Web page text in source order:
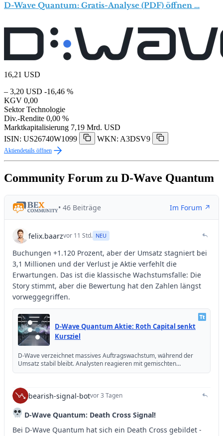
D-Wave Quantum: Gratis-Analyse (PDF) öffnen …
16,21 USD
– 3,20 USD -16,46 %
KGV 0,00
Sektor Technologie
Div.-Rendite 0,00 %
Marktkapitalisierung 7,19 Mrd. USD
ISIN: US26740W1099
WKN: A3DSV9
Aktiendetails öffnen
Community Forum zu D-Wave Quantum